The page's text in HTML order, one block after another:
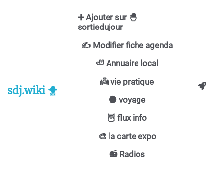
Aller au contenu principal
sdj.wiki 🐥
➕ Ajouter sur 🐣
sortiedujour
✍️ Modifier fiche agenda
🦥 Annuaire local
👼 vie pratique
🟠 voyage
🦉 flux info
🎨 la carte expo
📻 Radios